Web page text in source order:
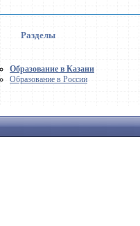
Разделы
Образование в Казани
Образование в России